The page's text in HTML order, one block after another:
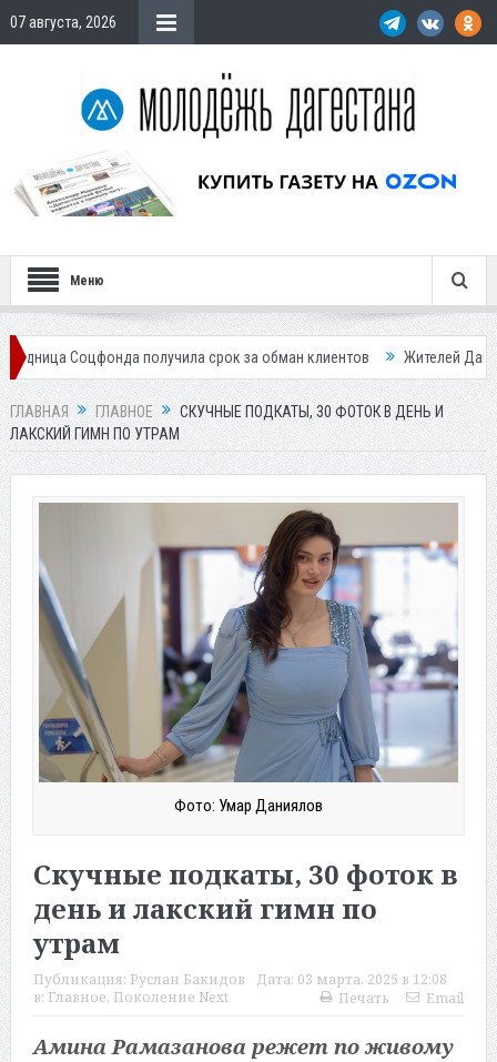
07 августа, 2026
Меню
срок за обман клиентов Жителей Дагестана приглашает в
ГЛАВНАЯ ГЛАВНОЕ
СКУЧНЫЕ ПОДКАТЫ, 30 ФОТОК В ДЕНЬ И
ЛАКСКИЙ ГИМН ПО УТРАМ
Фото: Умар Даниялов
Скучные подкаты, 30 фоток в
день и лакский гимн по
утрам
Публикация: Руслан Бакидов Дата: 03 марта, 2025 в 12:08
в: Главное, Поколение Next Печать Email
Амина Рамазанова режет по живому